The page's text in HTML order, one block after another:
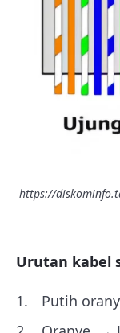
https://
Urutan kabel
Putih